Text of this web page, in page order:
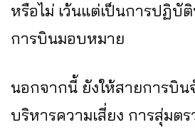
หรือไม่ เว้นแต่เป็นการปฏิบั
การบินมอบหมาย
นอกจากนี้ ยังให้สายการบิน
บริหารความเสี่ยง การสุ่มต